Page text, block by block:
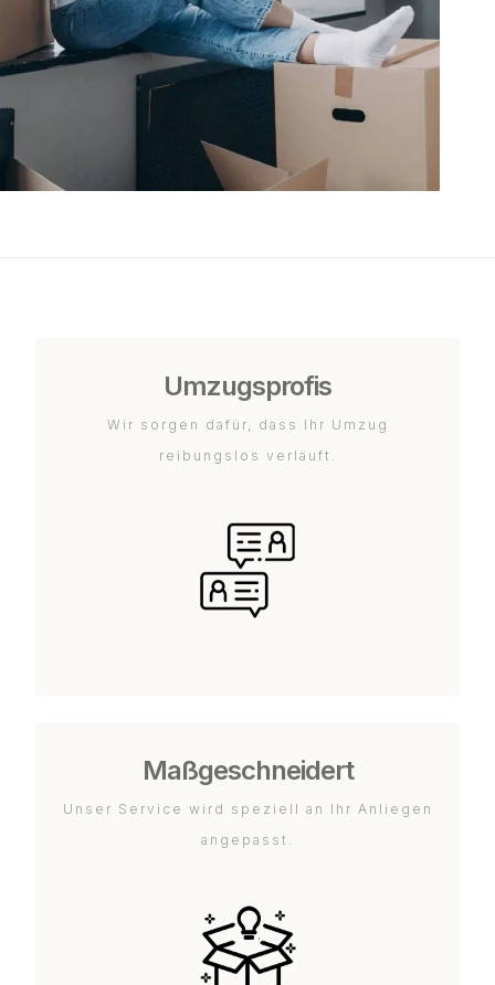
Umzugsprofis
Wir sorgen dafür, dass Ihr Umzug
reibungslos verläuft.
Maßgeschneidert
Unser Service wird speziell an Ihr Anliegen
angepasst.